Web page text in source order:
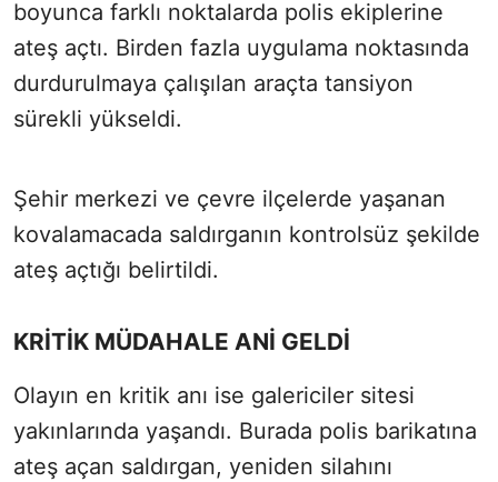
boyunca farklı noktalarda polis ekiplerine
ateş açtı. Birden fazla uygulama noktasında
durdurulmaya çalışılan araçta tansiyon
sürekli yükseldi.
Şehir merkezi ve çevre ilçelerde yaşanan
kovalamacada saldırganın kontrolsüz şekilde
ateş açtığı belirtildi.
KRİTİK MÜDAHALE ANİ GELDİ
Olayın en kritik anı ise galericiler sitesi
yakınlarında yaşandı. Burada polis barikatına
ateş açan saldırgan, yeniden silahını